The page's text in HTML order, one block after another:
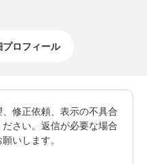
ロフィール
修正依頼、表示の不具合
さい。返信が必要な場合
いします。